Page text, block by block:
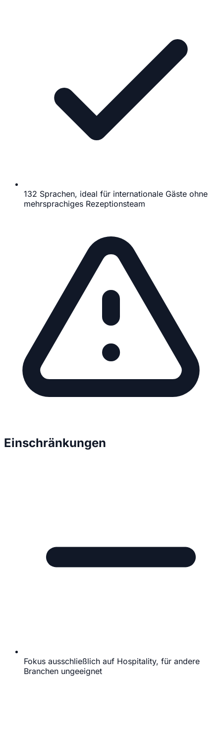
132 Sprachen, ideal für internationale Gäste ohne
mehrsprachiges Rezeptionsteam
Einschränkungen
Fokus ausschließlich auf Hospitality, für andere
Branchen ungeeignet